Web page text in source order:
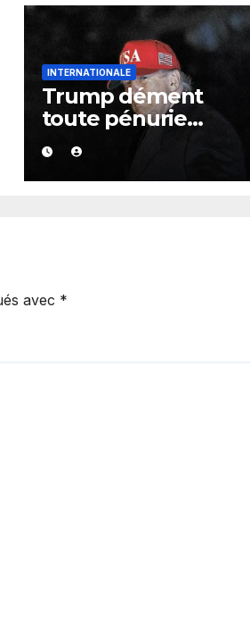
INTERNATIONALE
Trump dément
toute pénurie
d’armements
américains et s’en
prend aux médias
avec *